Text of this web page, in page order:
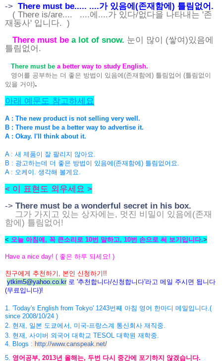
-> There must be..... ....가 있음에(존재함에) 틀림없어.
( There is/are.... ....에....가 있다/없다을 나타내는 '존
재동사' 입니다. )
There must be a lot of snow. 눈이 많이 (쌓여)있음에
틀림없어.
There must be a better way to study English.
영어를 공부하는 더 좋은 방법이 있음에(존재함에) 틀림업어 (틀림없이
있을 거야).
아래 예문도 참고하세요
A : The new product is not selling very well.
B : There must be a better way to advertise it.
A : Okay. I'll think about it.
A : 새 제품이 잘 팔리지 않아요.
B : 광고하는데 더 좋은 방법이 있음에(존재함에) 틀림없어요.
A : 오케이. 생각해 볼게요.
< 이 표현도 외우세요 >
-> There must be a wonderful secret in his box.
그가 가지고 있는 상자에는, 멋진 비밀이 있음에(존재
함에) 틀림없어!
< 오늘 아침에, 꼭 큰소리로 10번 말하고, 10번 손으로 써 보기입니다.>
Have a nice day! ( 좋은 하루 되세요! )
친구에게 추천하기, 본인 신청하기!!
ytkim5@yahoo.co.kr로 '추천합니다/신청합니다'라고 메일 주시면 됩니다
(무료입니다)!
1. 'Today's English from Tokyo' 1243번째 아침 영어 한마디 메일입니다.(
since 2008/10/24 )
2. 현재, 일본 도쿄에서, 미국-프랑스계 통신회사 재직중.
3. 현재, 사이버 외국어 대학교 TESOL 대학원 재학중.
4. Blogs : http://www.canspeak.net/
5. 영어공부, 2013년 올해는, 두번 다시 중간에 포기하지 않겠습니다.